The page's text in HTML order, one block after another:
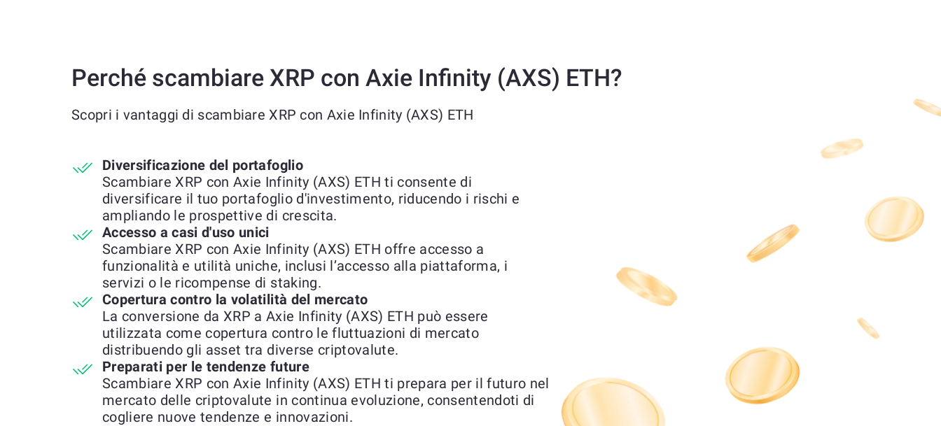
Perché scambiare XRP con Axie Infinity (AXS) ETH?
Scopri i vantaggi di scambiare XRP con Axie Infinity (AXS) ETH
Diversificazione del portafoglio
Scambiare XRP con Axie Infinity (AXS) ETH ti consente di
diversificare il tuo portafoglio d'investimento, riducendo i rischi e
ampliando le prospettive di crescita.
Accesso a casi d'uso unici
Scambiare XRP con Axie Infinity (AXS) ETH offre accesso a
funzionalità e utilità uniche, inclusi l’accesso alla piattaforma, i
servizi o le ricompense di staking.
Copertura contro la volatilità del mercato
La conversione da XRP a Axie Infinity (AXS) ETH può essere
utilizzata come copertura contro le fluttuazioni di mercato
distribuendo gli asset tra diverse criptovalute.
Preparati per le tendenze future
Scambiare XRP con Axie Infinity (AXS) ETH ti prepara per il futuro nel
mercato delle criptovalute in continua evoluzione, consentendoti di
cogliere nuove tendenze e innovazioni.